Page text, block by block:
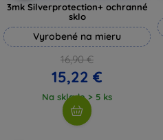
3mk Silverprotection+ ochranné
sklo
Vyrobené na mieru
16,90 €
15,22 €
Na sklade > 5 ks